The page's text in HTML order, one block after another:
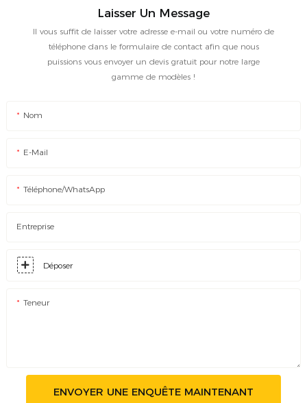
Laisser Un Message
Il vous suffit de laisser votre adresse e-mail ou votre numéro de
téléphone dans le formulaire de contact afin que nous
puissions vous envoyer un devis gratuit pour notre large
gamme de modèles !
Nom
E-Mail
Téléphone/WhatsApp
Entreprise
Déposer
Teneur
ENVOYER UNE ENQUÊTE MAINTENANT